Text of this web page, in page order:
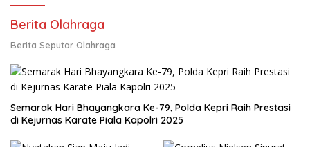
Berita Olahraga
Berita Seputar Olahraga
Semarak Hari Bhayangkara Ke-79, Polda Kepri Raih Prestasi
di Kejurnas Karate Piala Kapolri 2025